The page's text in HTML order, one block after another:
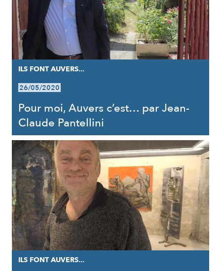
ILS FONT AUVERS...
26/05/2020
Pour moi, Auvers c’est… par Jean-
Claude Pantellini
ILS FONT AUVERS...